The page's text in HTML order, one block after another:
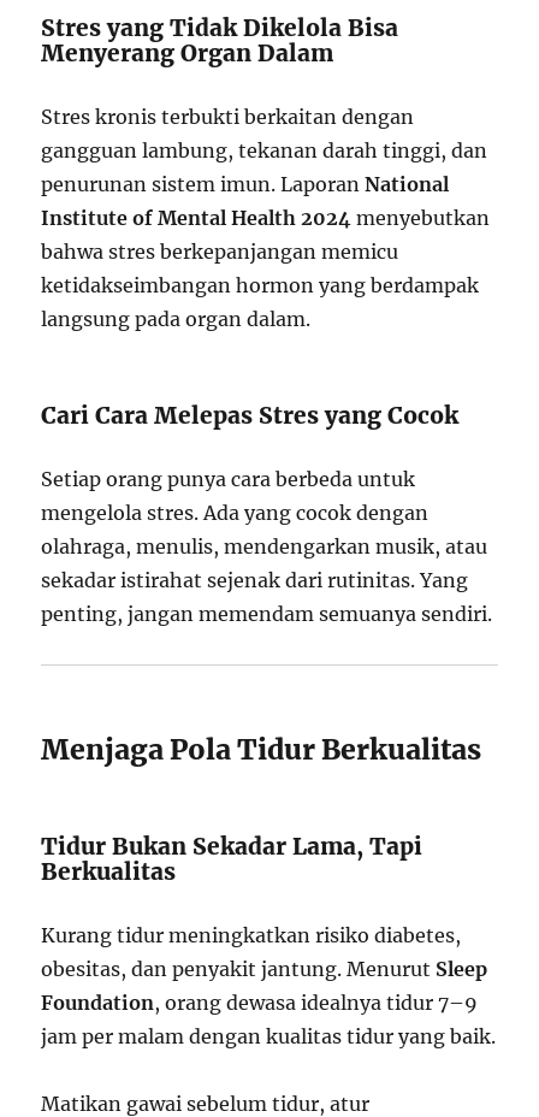
Stres yang Tidak Dikelola Bisa
Menyerang Organ Dalam
Stres kronis terbukti berkaitan dengan
gangguan lambung, tekanan darah tinggi, dan
penurunan sistem imun. LaporanNational
Institute of Mental Health 2024 menyebutkan
bahwa stres berkepanjangan memicu
ketidakseimbangan hormon yang berdampak
langsung pada organ dalam.
Cari Cara Melepas Stres yang Cocok
Setiap orang punya cara berbeda untuk
mengelola stres. Ada yang cocok dengan
olahraga, menulis, mendengarkan musik, atau
sekadar istirahat sejenak dari rutinitas. Yang
penting, jangan memendam semuanya sendiri.
Menjaga Pola Tidur Berkualitas
Tidur Bukan Sekadar Lama, Tapi
Berkualitas
Kurang tidur meningkatkan risiko diabetes,
obesitas, dan penyakit jantung. Menurut Sleep
Foundation, orang dewasa idealnya tidur 7–9
jam per malam dengan kualitas tidur yang baik.
Matikan gawai sebelum tidur, atur